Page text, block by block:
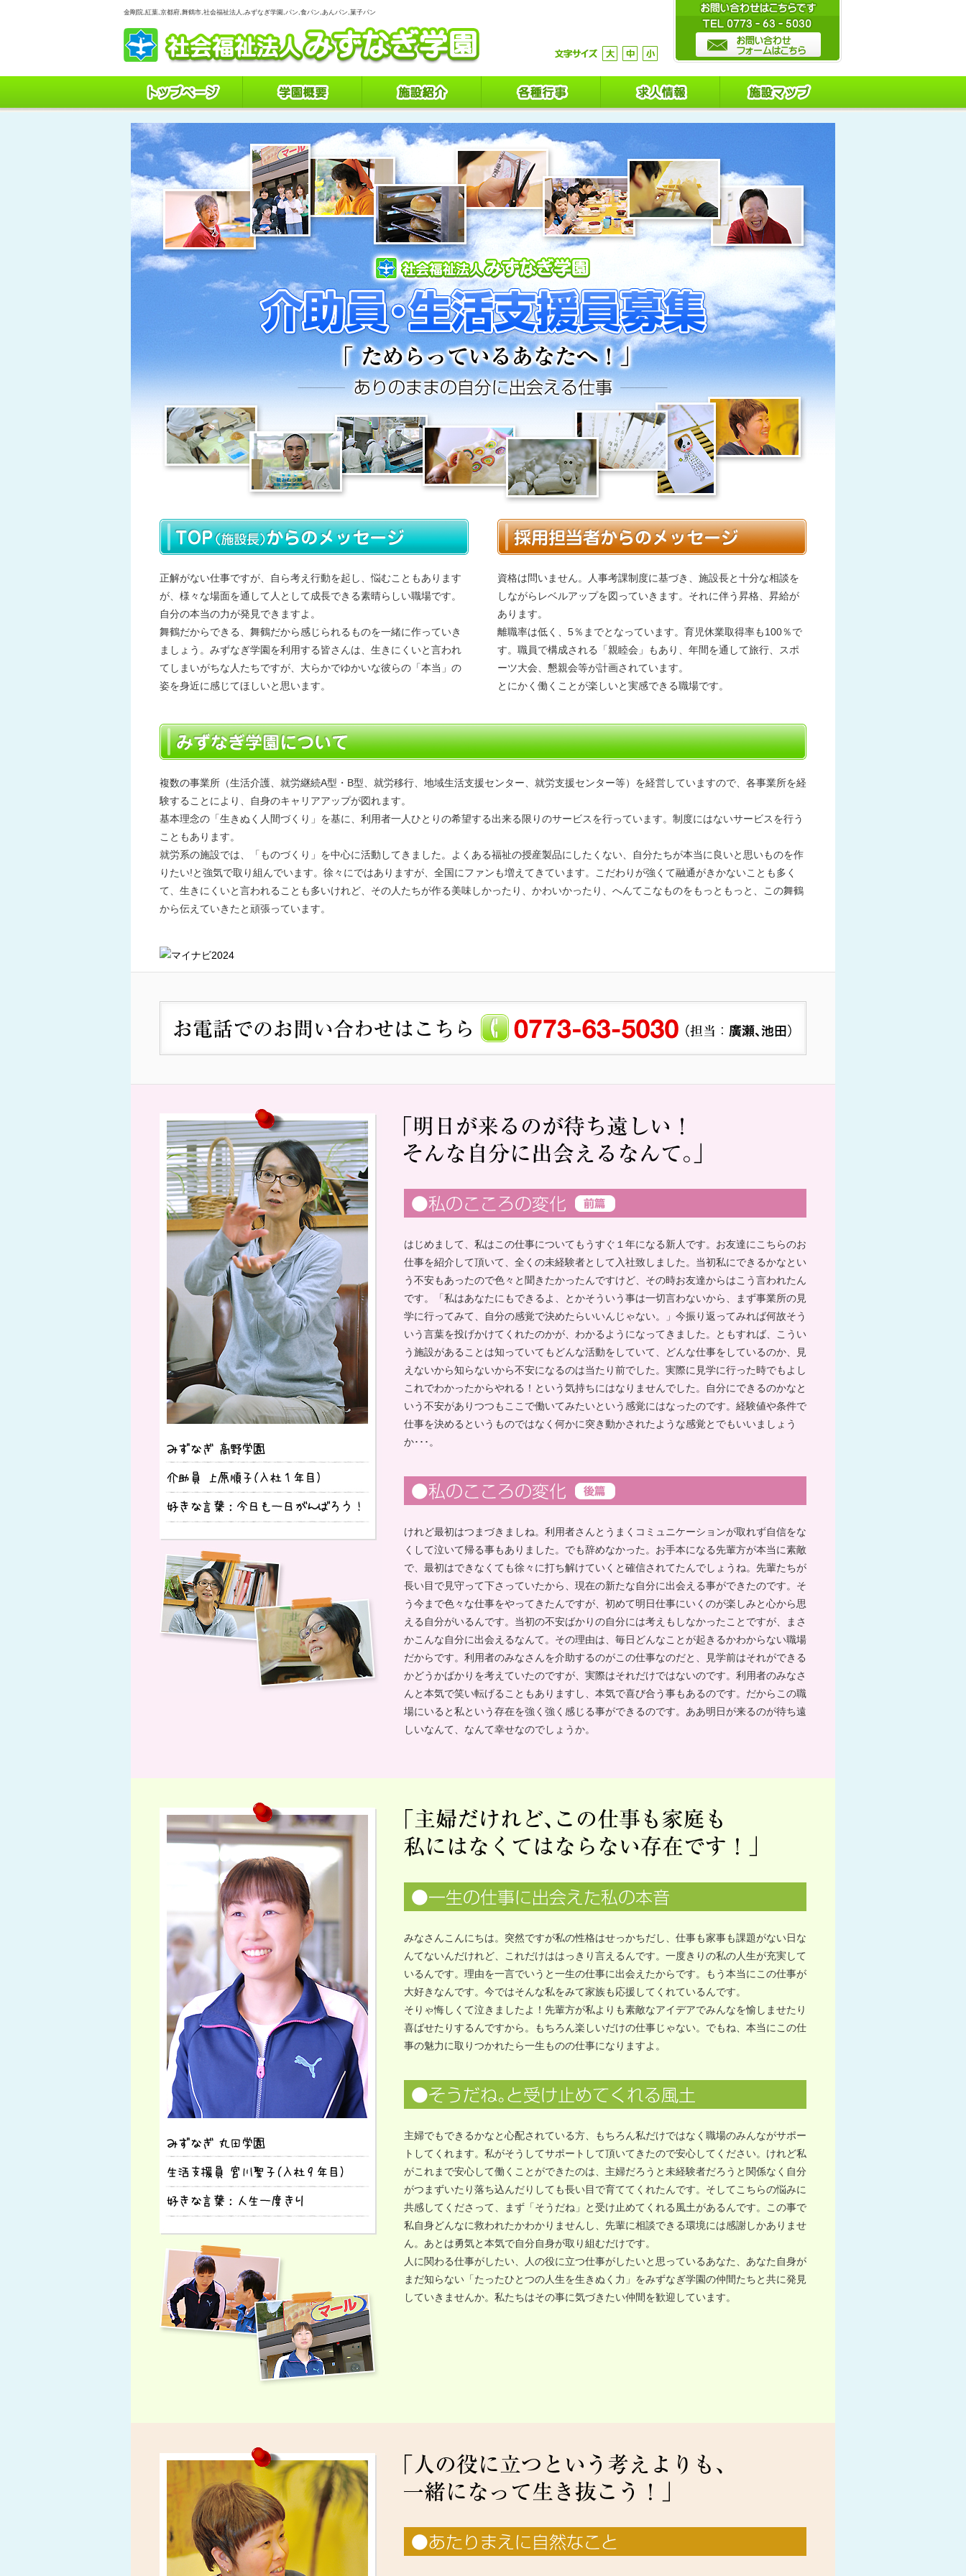
金剛院,紅葉,京都府,舞鶴市,社会福祉法人,みずなぎ学園,パン,食パン,あんパン,菓子パン
正解がない仕事ですが、自ら考え行動を起し、悩むこともあります
が、様々な場面を通して人として成長できる素晴らしい職場です。
自分の本当の力が発見できますよ。
舞鶴だからできる、舞鶴だから感じられるものを一緒に作っていき
ましょう。みずなぎ学園を利用する皆さんは、生きにくいと言われ
てしまいがちな人たちですが、大らかでゆかいな彼らの「本当」の
姿を身近に感じてほしいと思います。
資格は問いません。人事考課制度に基づき、施設長と十分な相談を
しながらレベルアップを図っていきます。それに伴う昇格、昇給が
あります。
離職率は低く、5％までとなっています。育児休業取得率も100％で
す。職員で構成される「親睦会」もあり、年間を通して旅行、スポ
ーツ大会、懇親会等が計画されています。
とにかく働くことが楽しいと実感できる職場です。
複数の事業所（生活介護、就労継続A型・B型、就労移行、地域生活支援センター、就労支援センター等）を経営していますので、各事業所を経
験することにより、自身のキャリアアップが図れます。
基本理念の「生きぬく人間づくり」を基に、利用者一人ひとりの希望する出来る限りのサービスを行っています。制度にはないサービスを行う
こともあります。
就労系の施設では、「ものづくり」を中心に活動してきました。よくある福祉の授産製品にしたくない、自分たちが本当に良いと思いものを作
りたい!と強気で取り組んでいます。徐々にではありますが、全国にファンも増えてきています。こだわりが強くて融通がきかないことも多く
て、生きにくいと言われることも多いけれど、その人たちが作る美味しかったり、かわいかったり、へんてこなものをもっともっと、この舞鶴
から伝えていきたと頑張っています。
はじめまして、私はこの仕事についてもうすぐ１年になる新人です。お友達にこちらのお
仕事を紹介して頂いて、全くの未経験者として入社致しました。当初私にできるかなとい
う不安もあったので色々と聞きたかったんですけど、その時お友達からはこう言われたん
です。「私はあなたにもできるよ、とかそういう事は一切言わないから、まず事業所の見
学に行ってみて、自分の感覚で決めたらいいんじゃない。」今振り返ってみれば何故そう
いう言葉を投げかけてくれたのかが、わかるようになってきました。ともすれば、こうい
う施設があることは知っていてもどんな活動をしていて、どんな仕事をしているのか、見
えないから知らないから不安になるのは当たり前でした。実際に見学に行った時でもよし
これでわかったからやれる！という気持ちにはなりませんでした。自分にできるのかなと
いう不安がありつつもここで働いてみたいという感覚にはなったのです。経験値や条件で
仕事を決めるというものではなく何かに突き動かされたような感覚とでもいいましょう
か･･･。
けれど最初はつまづきましね。利用者さんとうまくコミュニケーションが取れず自信をな
くして泣いて帰る事もありました。でも辞めなかった。お手本になる先輩方が本当に素敵
で、最初はできなくても徐々に打ち解けていくと確信されてたんでしょうね。先輩たちが
長い目で見守って下さっていたから、現在の新たな自分に出会える事ができたのです。そ
う今まで色々な仕事をやってきたんですが、初めて明日仕事にいくのが楽しみと心から思
える自分がいるんです。当初の不安ばかりの自分には考えもしなかったことですが、まさ
かこんな自分に出会えるなんて。その理由は、毎日どんなことが起きるかわからない職場
だからです。利用者のみなさんを介助するのがこの仕事なのだと、見学前はそれができる
かどうかばかりを考えていたのですが、実際はそれだけではないのです。利用者のみなさ
んと本気で笑い転げることもありますし、本気で喜び合う事もあるのです。だからこの職
場にいると私という存在を強く強く感じる事ができるのです。ああ明日が来るのが待ち遠
しいなんて、なんて幸せなのでしょうか。
みなさんこんにちは。突然ですが私の性格はせっかちだし、仕事も家事も課題がない日な
んてないんだけれど、これだけははっきり言えるんです。一度きりの私の人生が充実して
いるんです。理由を一言でいうと一生の仕事に出会えたからです。もう本当にこの仕事が
大好きなんです。今ではそんな私をみて家族も応援してくれているんです。
そりゃ悔しくて泣きましたよ！先輩方が私よりも素敵なアイデアでみんなを愉しませたり
喜ばせたりするんですから。もちろん楽しいだけの仕事じゃない。でもね、本当にこの仕
事の魅力に取りつかれたら一生ものの仕事になりますよ。
主婦でもできるかなと心配されている方、もちろん私だけではなく職場のみんながサポー
トしてくれます。私がそうしてサポートして頂いてきたので安心してください。けれど私
がこれまで安心して働くことができたのは、主婦だろうと未経験者だろうと関係なく自分
がつまずいたり落ち込んだりしても長い目で育ててくれたんです。そしてこちらの悩みに
共感してくださって、まず「そうだね」と受け止めてくれる風土があるんです。この事で
私自身どんなに救われたかわかりませんし、先輩に相談できる環境には感謝しかありませ
ん。あとは勇気と本気で自分自身が取り組むだけです。
人に関わる仕事がしたい、人の役に立つ仕事がしたいと思っているあなた、あなた自身が
まだ知らない「たったひとつの人生を生きぬく力」をみずなぎ学園の仲間たちと共に発見
していきませんか。私たちはその事に気づきたい仲間を歓迎しています。